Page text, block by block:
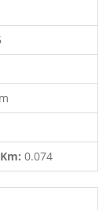
0.074